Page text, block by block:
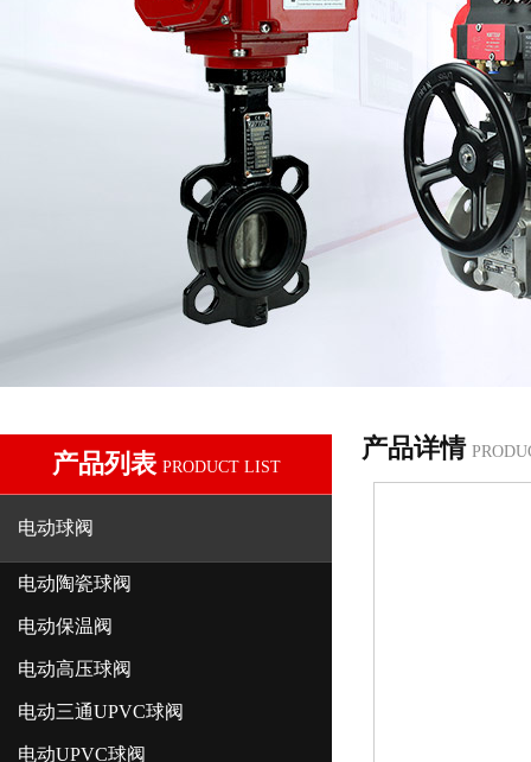
产品列表 PRODUCT LIST
电动球阀
电动陶瓷球阀
电动保温阀
电动高压球阀
电动三通UPVC球阀
电动UPVC球阀
产品详情